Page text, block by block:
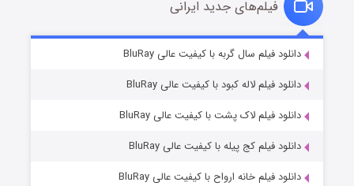
قسمت۶ (زیرنویس) منتشر شد
فیلم‌های جدید ایرانی
دانلود فیلم سال گربه با کیفیت عالی BluRay
دانلود فیلم لاله کبود با کیفیت عالی BluRay
دانلود فیلم لاک پشت با کیفیت عالی BluRay
دانلود فیلم کج‌ پیله با کیفیت عالی BluRay
دانلود فیلم خانه ارواح با کیفیت عالی BluRay